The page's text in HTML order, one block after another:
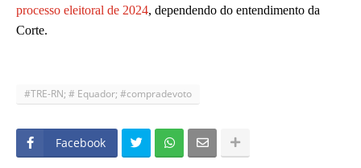
processo eleitoral de 2024, dependendo do entendimento da
Corte.
#TRE-RN; # Equador; #compradevoto
Facebook